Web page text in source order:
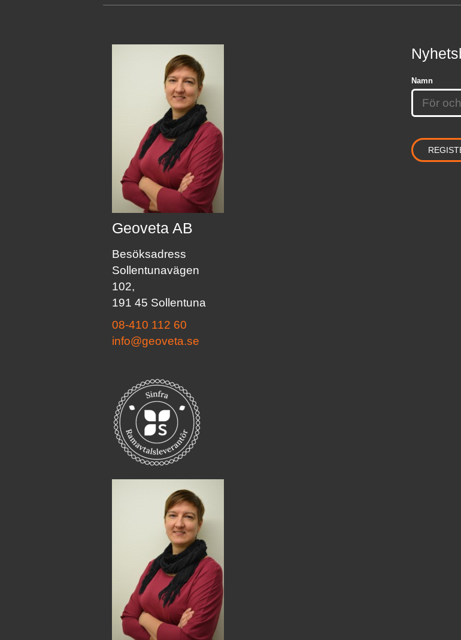
Geoveta AB
Besöksadress
Sollentunavägen
102,
191 45 Sollentuna
08-410 112 60
info@geoveta.se
Namn